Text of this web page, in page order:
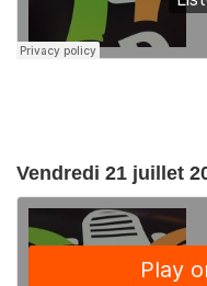
Vendredi 21 juillet